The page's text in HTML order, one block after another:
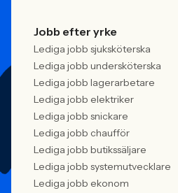
Jobb efter yrke
Lediga jobb sjuksköterska
Lediga jobb undersköterska
Lediga jobb lagerarbetare
Lediga jobb elektriker
Lediga jobb snickare
Lediga jobb chaufför
Lediga jobb butikssäljare
Lediga jobb systemutvecklare
Lediga jobb ekonom